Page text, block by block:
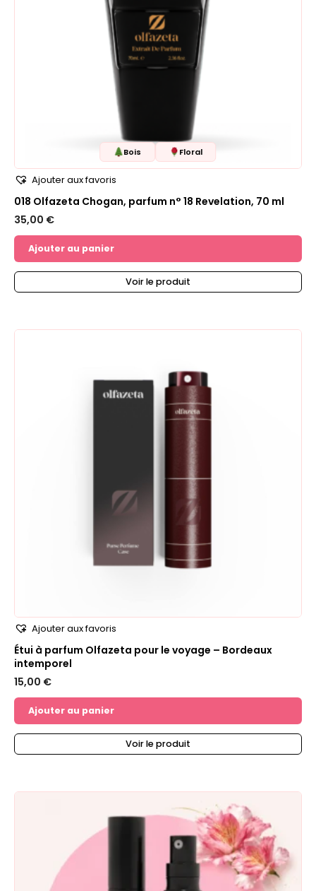
Bois Floral
Ajouter aux favoris
018 Olfazeta Chogan, parfum n° 18 Revelation, 70 ml
35,00 €
Ajouter au panier
Voir le produit
Ajouter aux favoris
Étui à parfum Olfazeta pour le voyage – Bordeaux
intemporel
15,00 €
Ajouter au panier
Voir le produit